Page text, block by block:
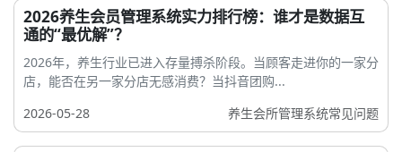
2026养生会员管理系统实力排行榜：谁才是数据互
通的“最优解”？
2026年，养生行业已进入存量搏杀阶段。当顾客走进你的一家分
店，能否在另一家分店无感消费？当抖音团购...
2026-05-28
养生会所管理系统常见问题